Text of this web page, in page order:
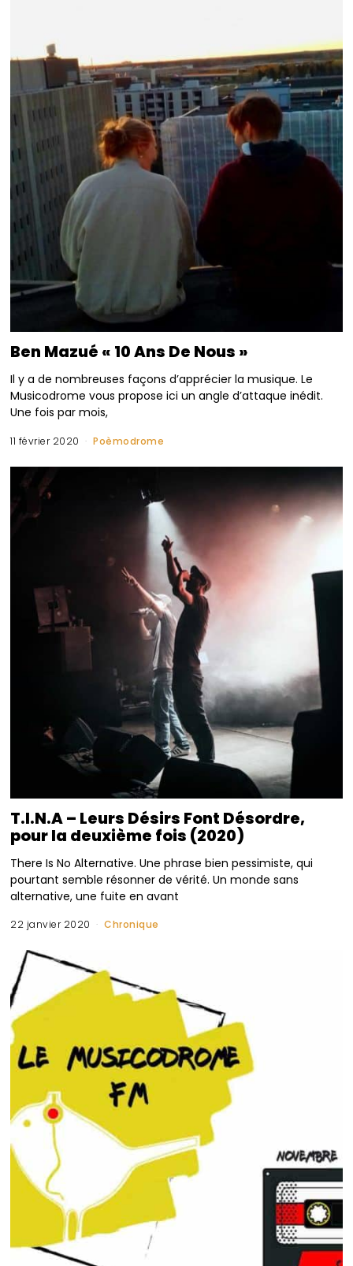
Ben Mazué « 10 Ans De Nous »
Il y a de nombreuses façons d’apprécier la musique. Le
Musicodrome vous propose ici un angle d’attaque inédit.
Une fois par mois,
11 février 2020 Poèmodrome
T.I.N.A – Leurs Désirs Font Désordre,
pour la deuxième fois (2020)
There Is No Alternative. Une phrase bien pessimiste, qui
pourtant semble résonner de vérité. Un monde sans
alternative, une fuite en avant
22 janvier 2020 Chronique